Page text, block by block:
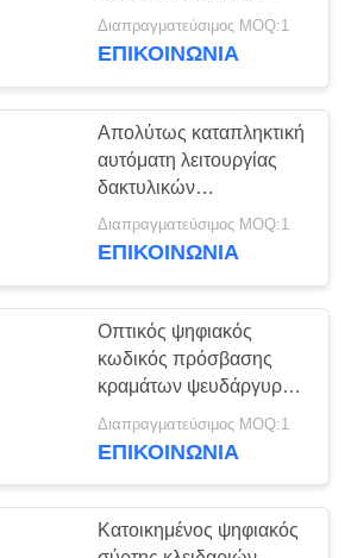
διπλή προστασία
ασφάλειας Golde
Διαπραγματεύσιμος MOQ:1
ΕΠΙΚΟΙΝΩΝΊΑ
Απολύτως καταπληκτική
αυτόματη λειτουργίας
δακτυλικών
αποτυπωμάτων
κλειδαριά πορτών
Διαπραγματεύσιμος MOQ:1
ΕΠΙΚΟΙΝΩΝΊΑ
Οπτικός ψηφιακός
κωδικός πρόσβασης
κραμάτων ψευδάργυρου
κλειδαριών πορτών
αισθητήρων
Διαπραγματεύσιμος MOQ:1
ΕΠΙΚΟΙΝΩΝΊΑ
Κατοικημένος ψηφιακός